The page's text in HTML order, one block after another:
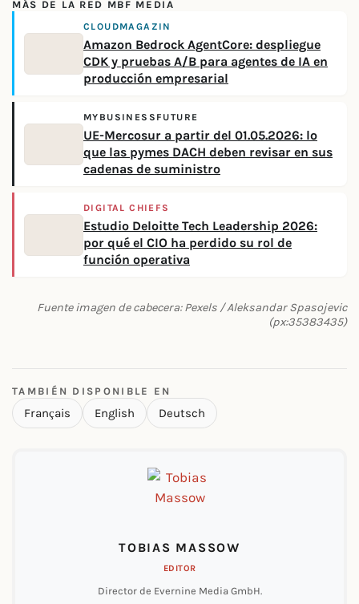
MÁS DE LA RED MBF MEDIA
CLOUDMAGAZIN
Amazon Bedrock AgentCore: despliegue
CDK y pruebas A/B para agentes de IA en
producción empresarial
MYBUSINESSFUTURE
UE-Mercosur a partir del 01.05.2026: lo
que las pymes DACH deben revisar en sus
cadenas de suministro
DIGITAL CHIEFS
Estudio Deloitte Tech Leadership 2026:
por qué el CIO ha perdido su rol de
función operativa
Fuente imagen de cabecera: Pexels / Aleksandar Spasojevic
(px:35383435)
TAMBIÉN DISPONIBLE EN
Français English Deutsch
TOBIAS MASSOW
EDITOR
Director de Evernine Media GmbH.